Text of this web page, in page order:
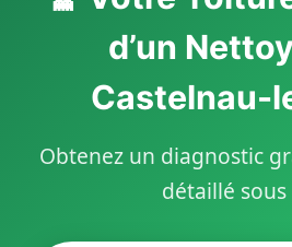
d’un
Castelnau-
Obtenez un diagnostic
détaillé sous